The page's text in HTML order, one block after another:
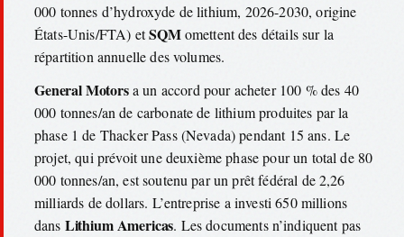
000 tonnes d’hydroxyde de lithium, 2026-2030, origine
États-Unis/FTA) etSQMomettent des détails sur la
répartition annuelle des volumes.
General Motorsa un accord pour acheter 100 % des 40
000 tonnes/an de carbonate de lithium produites par la
phase 1 de Thacker Pass (Nevada) pendant 15 ans. Le
projet, qui prévoit une deuxième phase pour un total de 80
000 tonnes/an, est soutenu par un prêt fédéral de 2,26
milliards de dollars. L’entreprise a investi 650 millions
dans Lithium Americas. Les documents n’indiquent pas